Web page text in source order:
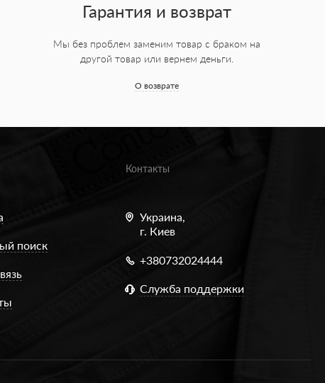
Гарантия и возврат
Мы без проблем заменим товар с браком на
другой товар или вернем деньги.
О возврате
поиск
Контакты
Украина,
г. Киев
+380732024444
Служба поддержки